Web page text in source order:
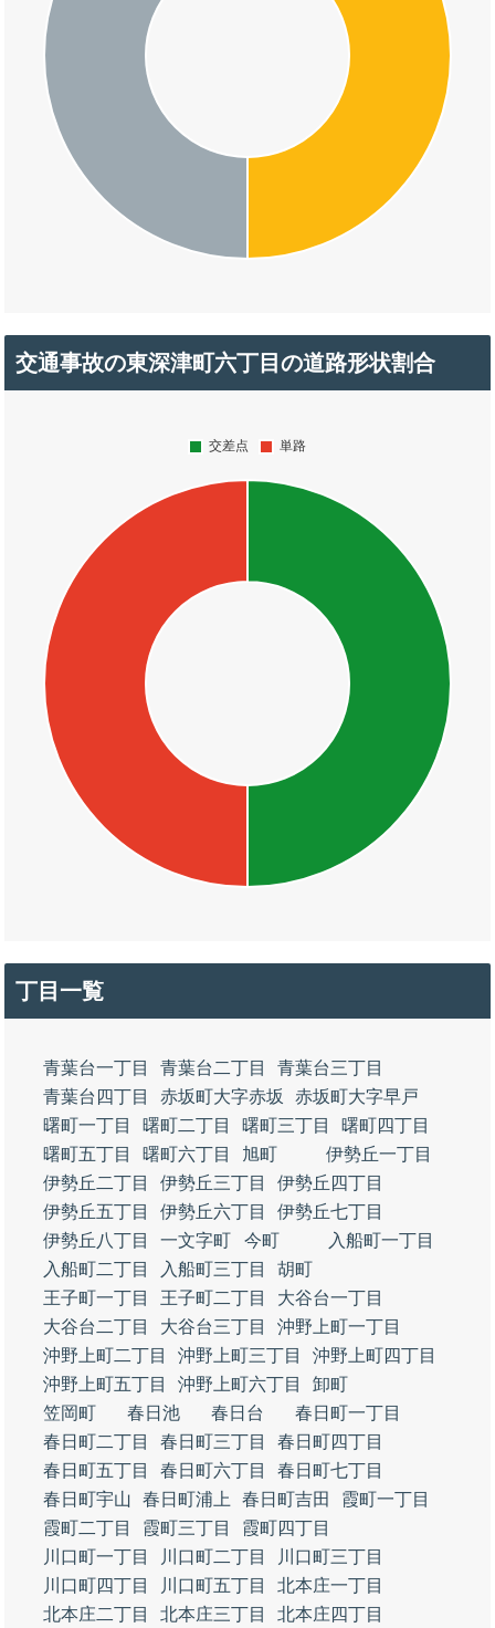
交通事故の東深津町六丁目の道路形状割合
丁目一覧
青葉台一丁目 青葉台二丁目
青葉台三丁目
青葉台四丁目
赤坂町大字赤坂
赤坂町大字早戸
曙町一丁目
曙町二丁目 曙町三丁目
曙町四丁目
曙町五丁目
曙町六丁目 旭町
伊勢丘一丁目
伊勢丘二丁目
伊勢丘三丁目
伊勢丘四丁目
伊勢丘五丁目
伊勢丘六丁目
伊勢丘七丁目
伊勢丘八丁目
一文字町 今町
入船町一丁目
入船町二丁目
入船町三丁目
胡町
王子町一丁目
王子町二丁目
大谷台一丁目
大谷台二丁目
大谷台三丁目
沖野上町一丁目
沖野上町二丁目
沖野上町三丁目
沖野上町四丁目
沖野上町五丁目
沖野上町六丁目
卸町
笠岡町
春日池 春日台
春日町一丁目
春日町二丁目
春日町三丁目
春日町四丁目
春日町五丁目
春日町六丁目
春日町七丁目
春日町宇山
春日町浦上 春日町吉田
霞町一丁目
霞町二丁目
霞町三丁目
霞町四丁目
川口町一丁目
川口町二丁目
川口町三丁目
川口町四丁目
川口町五丁目
北本庄一丁目
北本庄二丁目
北本庄三丁目 北本庄四丁目